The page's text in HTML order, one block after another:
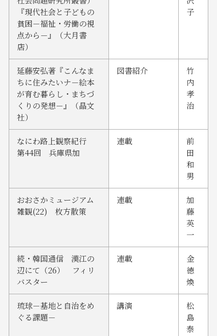
『現代社会と子どもの
貧困－福祉・労働の視
点から－』（大月書
店）
子
延藤安弘著『こんなま
ちに住みたいナ－絵本
が育む暮らし・まちづ
くりの発想－』（晶文
社）
図書紹介
竹
内
孝
治
なにわ路上観察紀行
第44回 兵庫県加
連載
前
田
和
男
おおさかミュージアム
雑観(22) 枚方散策
連載
加
藤
英
一
続・韓国通信 漢江の
辺にて（26） フィリ
バスター
連載
金
徳
煥
琉球－基地と自治をめ
ぐる課題－
講演
松
島
泰